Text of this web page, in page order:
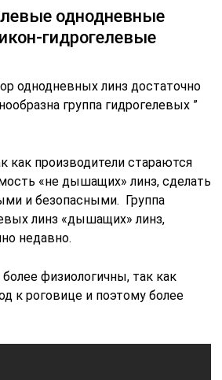
однодневные
гидрогелевые
однодневных линз достаточно
группа гидрогелевых ”
как производители стараются
«не дышащих» линз, сделать
и безопасными. Группа
линз «дышащих» линз,
недавно.
физиологичны, так как
к роговице и поэтому более